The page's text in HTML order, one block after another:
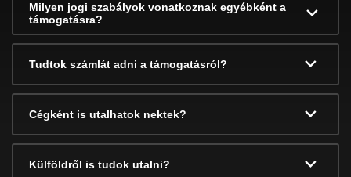
Milyen jogi szabályok vonatkoznak egyébként a
támogatásra?
Tudtok számlát adni a támogatásról?
Cégként is utalhatok nektek?
Külföldről is tudok utalni?